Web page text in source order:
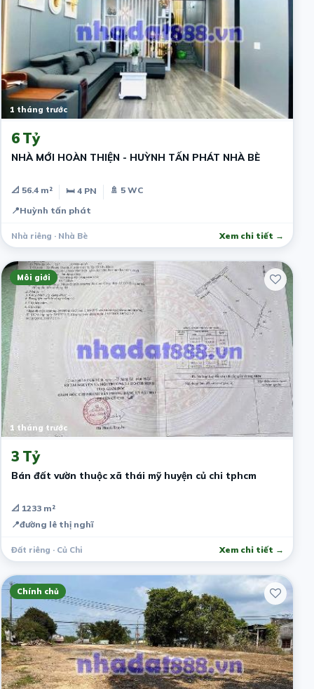
1 tháng trước
6 Tỷ
NHÀ MỚI HOÀN THIỆN - HUỲNH TẤN PHÁT NHÀ BÈ
📐 56.4 m² 🛏 4 PN
🚿 5 WC
📍Huỳnh tấn phát
Nhà riêng · Nhà Bè Xem chi tiết →
Môi giới
1 tháng trước
3 Tỷ
Bán đất vườn thuộc xã thái mỹ huyện củ chi tphcm
📐 1233 m²
📍đường lê thị nghĩ
Đất riêng · Củ Chi Xem chi tiết →
Chính chủ